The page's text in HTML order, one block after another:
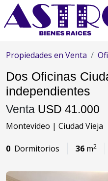
Propiedades en Venta
Dos Oficinas
independientes
Venta USD 41.000
Montevideo | Ciudad Vieja
0 Dormitorios 36 m2